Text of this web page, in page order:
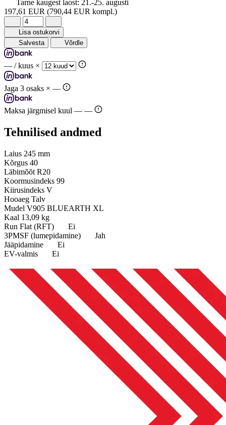
Tarne kaugest laost: 21.-25. augusti
197,61 EUR (790,44 EUR kompl.)
Lisa ostukorvi
Salvesta
Võrdle
— / kuus ×
Jaga 3 osaks × —
Maksa järgmisel kuul — —
Tehnilised andmed
Laius 245 mm
Kõrgus 40
Läbimõõt R20
Koormusindeks 99
Kiirusindeks V
Hooaeg Talv
Mudel V905 BLUEARTH XL
Kaal 13,09 kg
Run Flat (RFT)
Ei
3PMSF (lumepidamine)
Jah
Jääpidamine
Ei
EV-valmis
Ei